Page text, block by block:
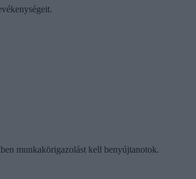
munkakörigazolást kell benyújtanotok.